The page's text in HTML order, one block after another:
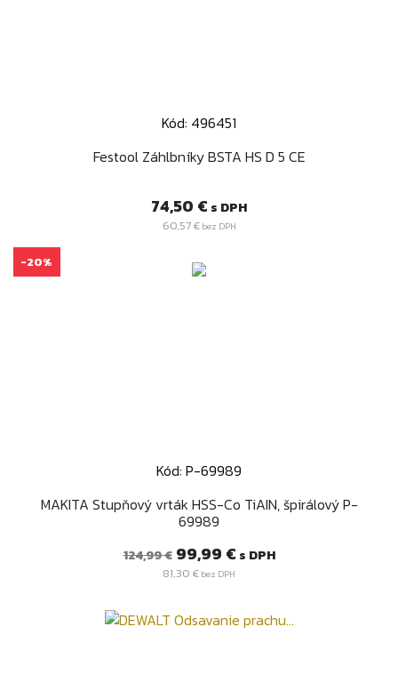
Kód: 496451
Festool Záhlbníky BSTA HS D 5 CE
Cena
74,50 € s DPH
60,57 €bez DPH
Kód: P-69989
MAKITA Stupňový vrták HSS-Co TiAIN, špirálový P-
69989
Bežná
124,99 € Cena
99,99 € s DPH
81,30 € bez DPH
-20%